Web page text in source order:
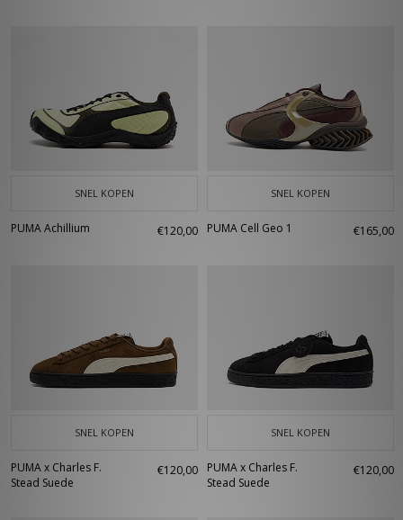
SNEL KOPEN
PUMA Achillium €120,00
SNEL KOPEN
PUMA Cell Geo 1 €165,00
SNEL KOPEN
PUMA x Charles F.
Stead Suede
€120,00
SNEL KOPEN
PUMA x Charles F.
Stead Suede
€120,00